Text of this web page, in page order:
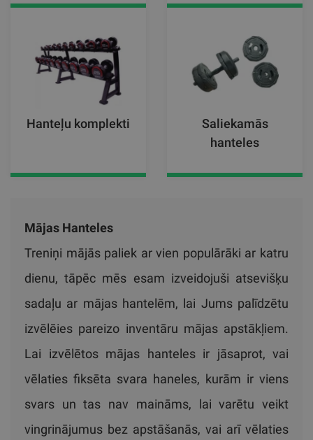
Hanteļu komplekti
Saliekamās
hanteles
Mājas Hanteles
Treniņi mājās paliek ar vien populārāki ar katru
dienu, tāpēc mēs esam izveidojuši atsevišķu
sadaļu ar mājas hantelēm, lai Jums palīdzētu
izvēlēies pareizo inventāru mājas apstākļiem.
Lai izvēlētos mājas hanteles ir jāsaprot, vai
vēlaties fiksēta svara haneles, kurām ir viens
svars un tas nav maināms, lai varētu veikt
vingrinājumus bez apstāšanās, vai arī vēlaties